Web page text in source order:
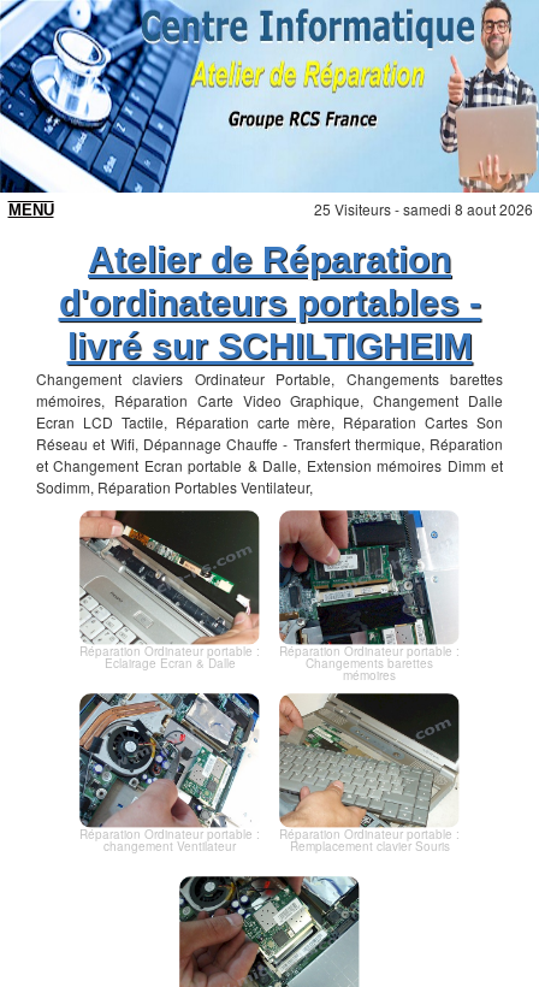
25 Visiteurs - samedi 8 aout 2026
Atelier de Réparation
d'ordinateurs portables -
livré sur SCHILTIGHEIM
Changement claviers Ordinateur Portable, Changements barettes
mémoires, Réparation Carte Video Graphique, Changement Dalle
Ecran LCD Tactile, Réparation carte mère, Réparation Cartes Son
Réseau et Wifi, Dépannage Chauffe - Transfert thermique, Réparation
et Changement Ecran portable & Dalle, Extension mémoires Dimm et
Sodimm, Réparation Portables Ventilateur,
Réparation Ordinateur portable :
Eclairage Ecran & Dalle
Réparation Ordinateur portable :
Changements barettes
mémoires
Réparation Ordinateur portable :
changement Ventilateur
Réparation Ordinateur portable :
Remplacement clavier Souris